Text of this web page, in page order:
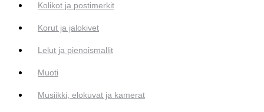
Kolikot ja postimerkit
Korut ja jalokivet
Lelut ja pienoismallit
Muoti
Musiikki, elokuvat ja kamerat